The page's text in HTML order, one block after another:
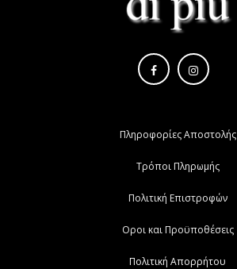
Πληροφορίες Αποστολής
Τρόποι Πληρωμής
Πολιτική Επιστροφών
Οροι και Προϋποθέσεις
Πολιτική Απορρήτου